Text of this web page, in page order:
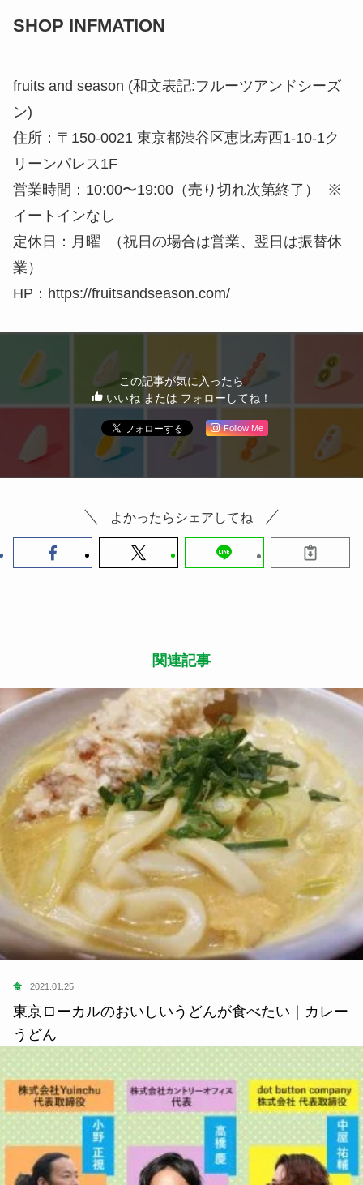
SHOP INFMATION
fruits and season (和文表記:フルーツアンドシーズ
ン)
住所：〒150-0021 東京都渋谷区恵比寿西1-10-1ク
リーンパレス1F
営業時間：10:00〜19:00（売り切れ次第終了） ※
イートインなし
定休日：月曜 （祝日の場合は営業、翌日は振替休
業）
HP：https://fruitsandseason.com/
この記事が気に入ったら
いいね または フォローしてね！
Follow Me
よかったらシェアしてね
関連記事
食 2021.01.25
東京ローカルのおいしいうどんが食べたい｜カレー
うどん